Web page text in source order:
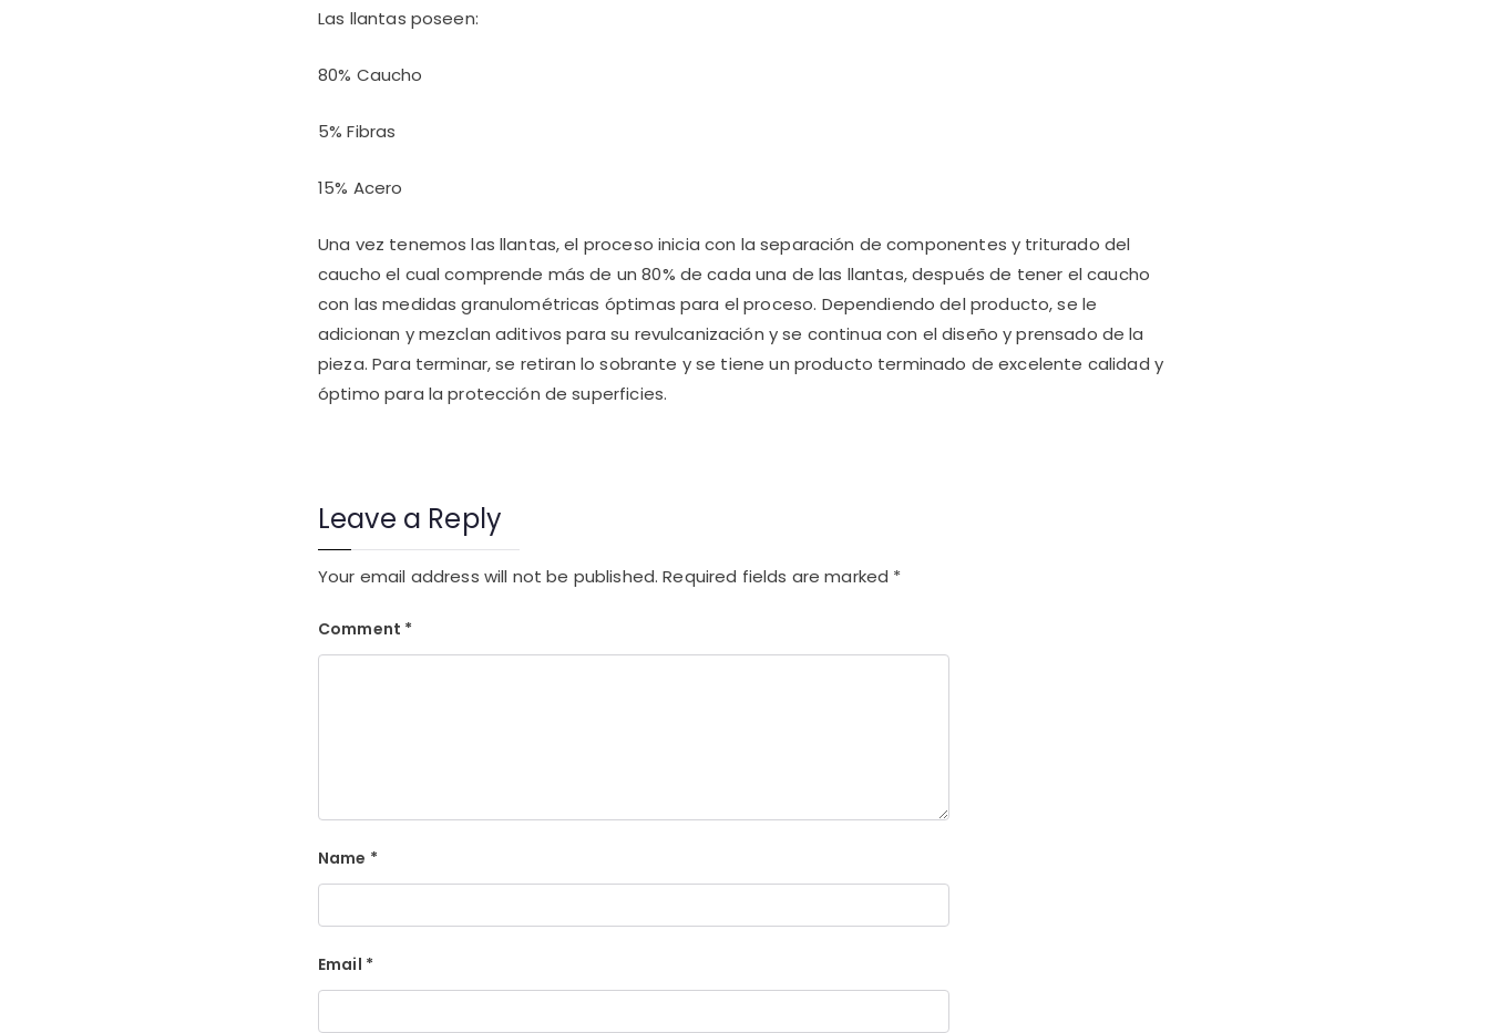
Las llantas poseen:
80% Caucho
5% Fibras
15% Acero
Una vez tenemos las llantas, el proceso inicia con la separación de componentes y triturado del
caucho el cual comprende más de un 80% de cada una de las llantas, después de tener el caucho
con las medidas granulométricas óptimas para el proceso. Dependiendo del producto, se le
adicionan y mezclan aditivos para su revulcanización y se continua con el diseño y prensado de la
pieza. Para terminar, se retiran lo sobrante y se tiene un producto terminado de excelente calidad y
óptimo para la protección de superficies.
Leave a Reply
Your email address will not be published. Required fields are marked *
Comment *
Name *
Email *